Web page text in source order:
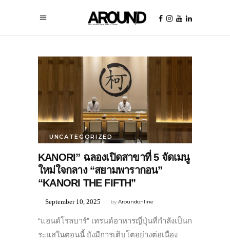
UNCATEGORIZED
KANORI” ฉลองเปิดสาขาที่ 5 จัดเมนู
ใหม่ใจกลาง “สยามพารากอน”
“KANORI THE FIFTH”
byAroundonline
September 10, 2025
“แฮนด์โรลบาร์” เทรนด์อาหารญี่ปุ่นที่กำลังเป็นก
ระแสในตอนนี้ ยังมีการเติบโตอย่างต่อเนื่อง